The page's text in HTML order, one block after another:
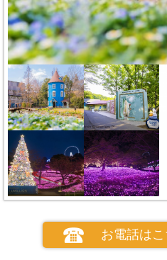
お電話は